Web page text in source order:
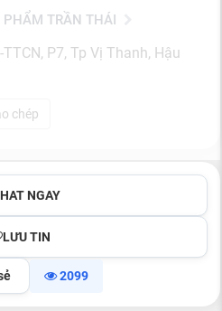
PHẨM TRẦN THÁI
P7, Tp Vị Thanh, Hậu
chép
NGAY
LƯU TIN
2099